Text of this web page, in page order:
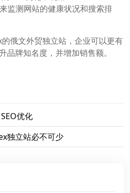
监测网站的健康状况和搜索排
俄文外贸独立站，企业可以更有
品牌知名度，并增加销售额。
优化
独立站必不可少